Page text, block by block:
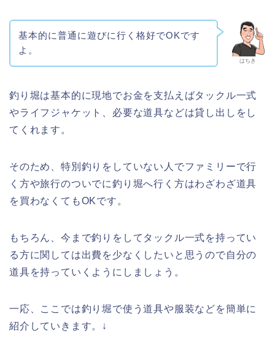
はちき
基本的に普通に遊びに行く格好でOKです
よ。
釣り堀は基本的に現地でお金を支払えばタックル一式
やライフジャケット、必要な道具などは貸し出しをし
てくれます。
そのため、特別釣りをしていない人でファミリーで行
く方や旅行のついでに釣り堀へ行く方はわざわざ道具
を買わなくてもOKです。
もちろん、今まで釣りをしてタックル一式を持ってい
る方に関しては出費を少なくしたいと思うので自分の
道具を持っていくようにしましょう。
一応、ここでは釣り堀で使う道具や服装などを簡単に
紹介していきます。↓